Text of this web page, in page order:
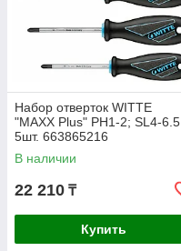
Набор отверток WITTE
"MAXX Plus" PH1-2; SL4-6.5
5шт. 663865216
В наличии
22 210 ₸
Купить